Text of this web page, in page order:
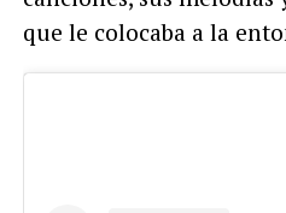
que le colocaba a la